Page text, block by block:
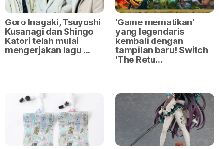
Goro Inagaki, Tsuyoshi
Kusanagi dan Shingo
Katori telah mulai
mengerjakan lagu …
'Game mematikan'
yang legendaris
kembali dengan
tampilan baru! Switch
'The Retu…